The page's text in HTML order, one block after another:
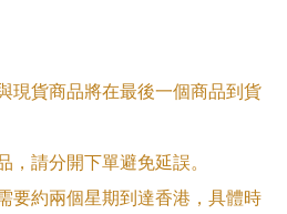
現貨商品將在最後一個商品到貨
，請分開下單避免延誤。
要約兩個星期到達香港，具體時